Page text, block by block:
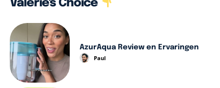
Valerie's Choice
AzurAqua Review en Ervaringen
Paul